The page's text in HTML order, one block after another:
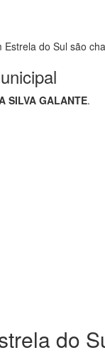
Estrela do Sul são
SILVA GALANTE.
do